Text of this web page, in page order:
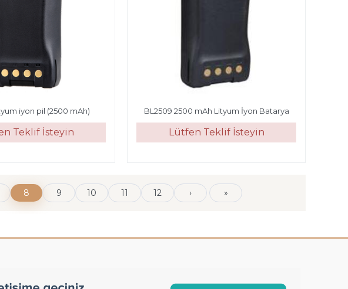
iyon pil (2500 mAh)
Teklif İsteyin
BL2509 2500 mAh Lityum İyon Batarya
Lütfen Teklif İsteyin
8 9 10 11 12 › »